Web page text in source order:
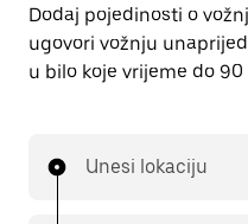
Dodaj pojedinosti o
ugovori vožnju
u bilo koje vrijeme do
Unesi lokaciju